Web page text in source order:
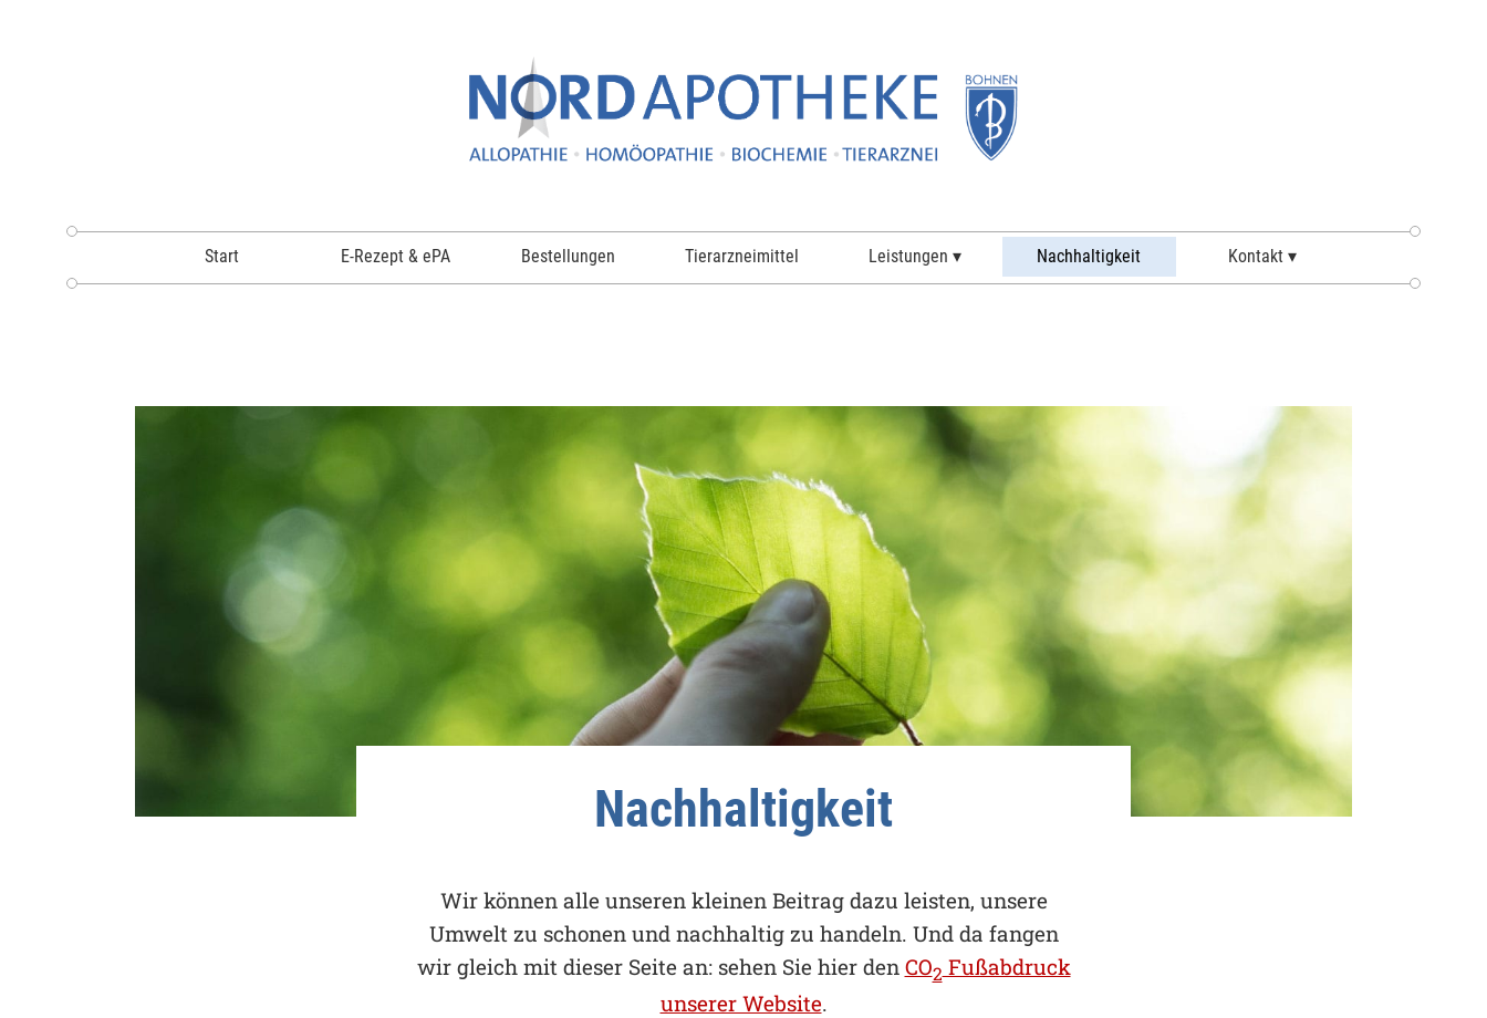
Start E-Rezept & ePA Bestellungen Tierarzneimittel Leistungen ▾ Nachhaltigkeit Kontakt ▾
Nachhaltigkeit
Wir können alle unseren kleinen Beitrag dazu leisten, unsere
Umwelt zu schonen und nachhaltig zu handeln. Und da fangen
wir gleich mit dieser Seite an: sehen Sie hier den CO2 Fußabdruck
unserer Website.